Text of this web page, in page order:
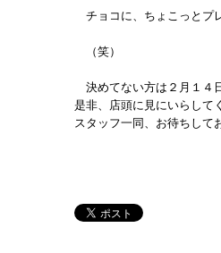
チョコに、ちょこっとプ
（笑）
決めてない方は２月１
是非、店頭に見にいらして
スタッフ一同、お待ちし